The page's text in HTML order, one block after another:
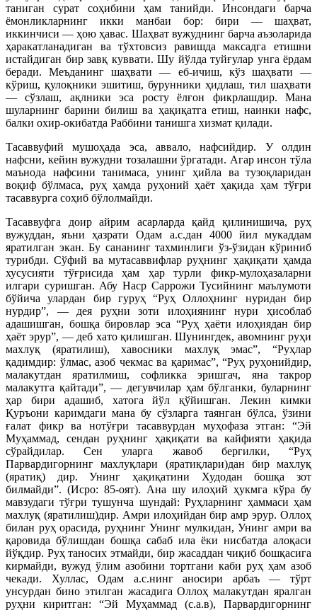
таниган сурат соҳибини ҳам танийди. Инсондаги барча
ёмонликларнинг икки манбаи бор: бири — шаҳват,
иккинчиси — ҳою ҳавас. Шаҳват вужуднинг барча аъзоларида
ҳаракатланадиган ва тўхтовсиз равишда максадга етишни
истайдиган бир завқ куввати. Шу йўлда туйғулар унга ёрдам
беради. Меъданинг шаҳвати — еб-ичиш, кўз шаҳвати —
кўриш, қулоқники эшитиш, бурунники ҳидлаш, тил шаҳвати
— сўзлаш, ақлники эса росту ёлғон фикрлашдир. Мана
шуларнинг барини билиш ва ҳақиқатга етиш, наинки нафс,
балки охир-окибатда Раббини танишга хизмат қилади.
Тасаввуфий мушоҳада эса, аввало, нафсийдир. У олдин
нафсни, кейин вужудни тозалашни ўргатади. Агар инсон тўла
маънода нафсини танимаса, унинг ҳийла ва тузоқларидан
воқиф бўлмаса, руҳ ҳамда руҳоний ҳаёт ҳақида ҳам тўғри
тасаввурга соҳиб бўлолмайди.
Тасаввуфга доир айрим асарларда қайд қилинишича, руҳ
вужуддан, яъни ҳазрати Одам а.с.дан 4000 йил мукаддам
яратилган экан. Бу сананинг тахминлиги ўз-ўзидан кўриниб
турибди. Сўфий ва мутасаввифлар руҳнинг ҳақиқати ҳамда
хусусияти тўғрисида ҳам ҳар турли фикр-мулоҳазаларни
илгари суришган. Абу Наср Саррожи Тусийнинг маълумоти
бўйича улардан бир гуруҳ “Руҳ Оллоҳнинг нуридан бир
нурдир”, — дея руҳни зоти илоҳиянинг нури ҳисоблаб
адашишган, бошқа бировлар эса “Руҳ ҳаёти илоҳиядан бир
ҳаёт эрур”, — деб хато қилишган. Шунингдек, авомнинг руҳи
махлуқ (яратилиш), хавосники махлуқ эмас”, “Руҳлар
қадимдир: ўлмас, азоб чекмас ва қаримас”, “Руҳ руҳонийдир,
малакутдан яратилмиш, софликка эришгач, яна такрор
малакутга қайтади”, — дегувчилар ҳам бўлганки, буларнинг
ҳар бири адашиб, хатога йўл қўйишган. Лекин кимки
Қуръони каримдаги мана бу сўзларга таянган бўлса, ўзини
ғалат фикр ва нотўғри тасаввурдан муҳофаза этган: “Эй
Муҳаммад, сендан руҳнинг ҳақиқати ва кайфияти ҳақида
сўрайдилар. Сен уларга жавоб бергилки, “Руҳ
Парвардигорнинг махлуқлари (яратиқлари)дан бир махлуқ
(яратиқ) дир. Унинг ҳақиқатини Худодан бошқа зот
билмайди”. (Исро: 85-оят). Ана шу илоҳий ҳукмга кўра бу
мавзудаги тўғри тушунча шундай: Руҳларнинг ҳаммаси ҳам
махлуқ (яратилиш)дир. Амри илоҳийдан бир амр эрур. Оллоҳ
билан руҳ орасида, руҳнинг Унинг мулкидан, Унинг амри ва
қаровида бўлишдан бошқа сабаб ила ёки нисбатда алоқаси
йўқдир. Руҳ таносих этмайди, бир жасаддан чиқиб бошқасига
кирмайди, вужуд ўлим азобини тортгани каби руҳ ҳам азоб
чекади. Хуллас, Одам а.с.нинг аносири арбаъ — тўрт
унсурдан бино этилган жасадига Оллоҳ малакутдан яралган
руҳни киритган: “Эй Муҳаммад (с.а.в), Парвардигорнинг